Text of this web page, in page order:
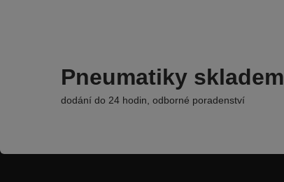
Pneumatiky skladem
dodání do 24 hodin, odborné poradenství